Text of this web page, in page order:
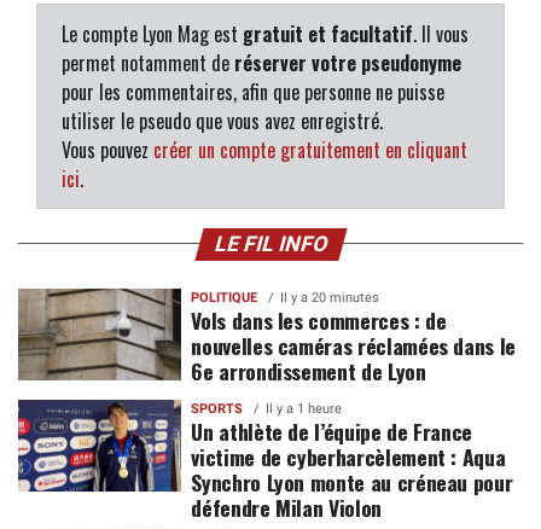
Le compte Lyon Mag est gratuit et facultatif. Il vous
permet notamment de réserver votre pseudonyme
pour les commentaires, afin que personne ne puisse
utiliser le pseudo que vous avez enregistré.
Vous pouvez créer un compte gratuitement en cliquant
ici.
LE FIL INFO
POLITIQUE Il y a 20 minutes
Vols dans les commerces : de
nouvelles caméras réclamées dans le
6e arrondissement de Lyon
SPORTS Il y a 1 heure
Un athlète de l’équipe de France
victime de cyberharcèlement : Aqua
Synchro Lyon monte au créneau pour
défendre Milan Violon